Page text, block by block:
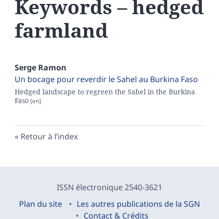
Keywords – hedged
farmland
Serge Ramon
Un bocage pour reverdir le Sahel au Burkina Faso
Hedged landscape to regreen the Sahel in the Burkina
Faso
Retour à l’index
ISSN électronique 2540-3621
Plan du site
Les autres publications de la SGN
Contact & Crédits